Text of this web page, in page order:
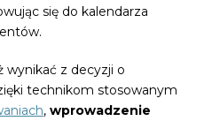
się do kalendarza
z decyzji o
technikom stosowanym
,wprowadzenie